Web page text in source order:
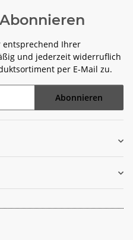
entsprechend Ihrer
und jederzeit widerruflich
per E-Mail zu.
Abonnieren